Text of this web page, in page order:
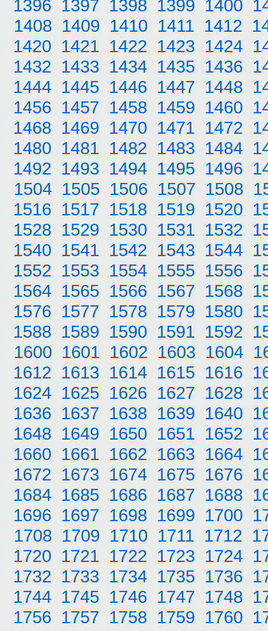
1396 1397 1398 1399 1400
1408 1409 1410 1411 1412
1420 1421 1422 1423 1424
1432 1433 1434 1435 1436
1444 1445 1446 1447 1448
1456 1457 1458 1459 1460
1468 1469 1470 1471 1472
1480 1481 1482 1483 1484
1492 1493 1494 1495 1496
1504 1505 1506 1507 1508
1516 1517 1518 1519 1520
1528 1529 1530 1531 1532
1540 1541 1542 1543 1544
1552 1553 1554 1555 1556
1564 1565 1566 1567 1568
1576 1577 1578 1579 1580
1588 1589 1590 1591 1592
1600 1601 1602 1603 1604
1612 1613 1614 1615 1616
1624 1625 1626 1627 1628
1636 1637 1638 1639 1640
1648 1649 1650 1651 1652
1660 1661 1662 1663 1664
1672 1673 1674 1675 1676
1684 1685 1686 1687 1688
1696 1697 1698 1699 1700
1708 1709 1710 1711 1712
1720 1721 1722 1723 1724
1732 1733 1734 1735 1736
1744 1745 1746 1747 1748
1756 1757 1758 1759 1760